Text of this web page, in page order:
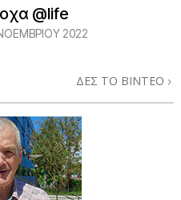
@life
2022
ΔΕΣ ΤΟ ΒΙΝΤΕΟ